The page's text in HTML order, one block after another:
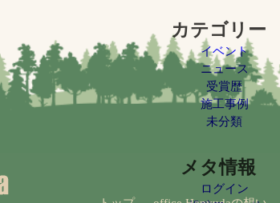
カテゴリー
イベント
ニュース
受賞歴
施工事例
未分類
メタ情報
ログイン